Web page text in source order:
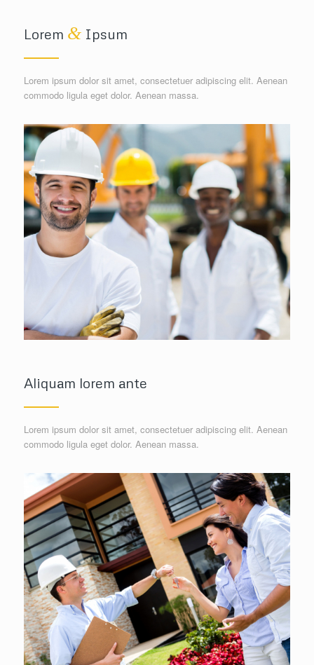
Lorem &Ipsum
Lorem ipsum dolor sit amet, consectetuer adipiscing elit. Aenean
commodo ligula eget dolor. Aenean massa.
Aliquam lorem ante
Lorem ipsum dolor sit amet, consectetuer adipiscing elit. Aenean
commodo ligula eget dolor. Aenean massa.